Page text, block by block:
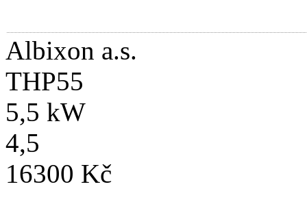
Albixon a.s.
THP55
5,5 kW
4,5
16300 Kč